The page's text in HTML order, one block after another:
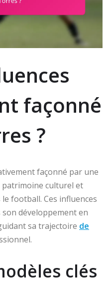
façonné
?
façonné par une
patrimoine culturel et
le football. Ces influences
développement en
sa trajectoire de
clés